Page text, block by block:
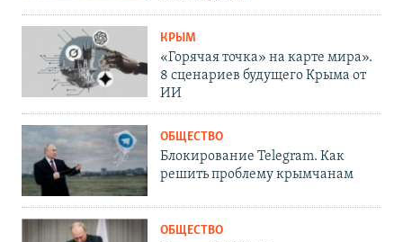
КРЫМ
«Горячая точка» на карте мира».
8 сценариев будущего Крыма от
ИИ
ОБЩЕСТВО
Блокирование Telegram. Как
решить проблему крымчанам
ОБЩЕСТВО